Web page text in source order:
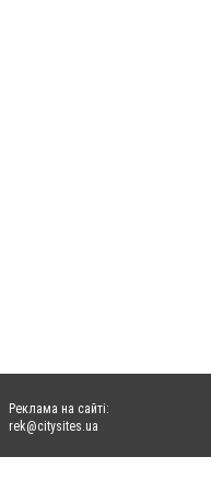
Реклама на сайті:
rek@citysites.ua